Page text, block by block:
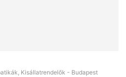
Kisállatrendelők - Budapest